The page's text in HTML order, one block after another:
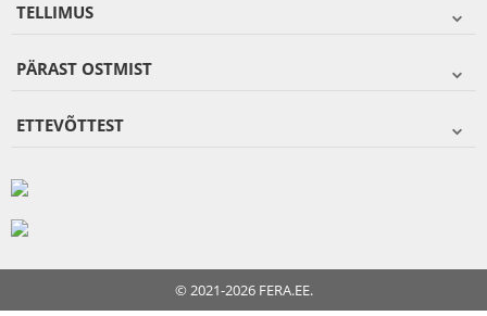
TELLIMUS
PÄRAST OSTMIST
ETTEVÕTTEST
© 2021-2026 FERA.EE.